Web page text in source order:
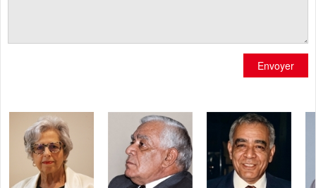
Envoyer